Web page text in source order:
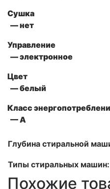
Сушка
— нет
Управление
— электронное
Цвет
— белый
Класс
— А
Глубина стиральной
Типы стиральных машин:
Похожие